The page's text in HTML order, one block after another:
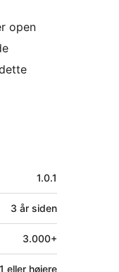
open
1.0.1
3 år siden
3.000+
eller højere